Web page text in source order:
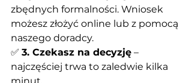
zbędnych formalności. Wniosek
możesz złożyć online lub z pomocą
naszego doradcy.
✅ 3. Czekasz na decyzję –
najczęściej trwa to zaledwie kilka